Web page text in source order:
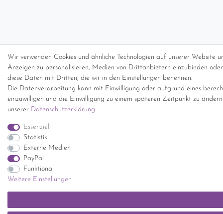
Wir verwenden Cookies und ähnliche Technologien auf unserer Website
Anzeigen zu personalisieren, Medien von Drittanbietern einzubinden
diese Daten mit Dritten, die wir in den Einstellungen benennen.
Die Datenverarbeitung kann mit Einwilligung oder aufgrund eines
einzuwilligen und die Einwilligung zu einem späteren Zeitpunkt zu
unserer Daten­schutz­erklärung.
Essenziell
Statistik
Externe Medien
PayPal
Funktional
Weitere Einstellungen